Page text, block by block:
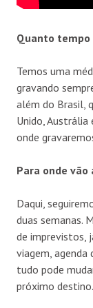
Quanto tempo
Temos uma
gravando
além do Brasil,
Unido, Austrália
onde
Para onde vão
Daqui,
duas semanas.
de imprevistos,
viagem, agenda
tudo pode
próximo destino.